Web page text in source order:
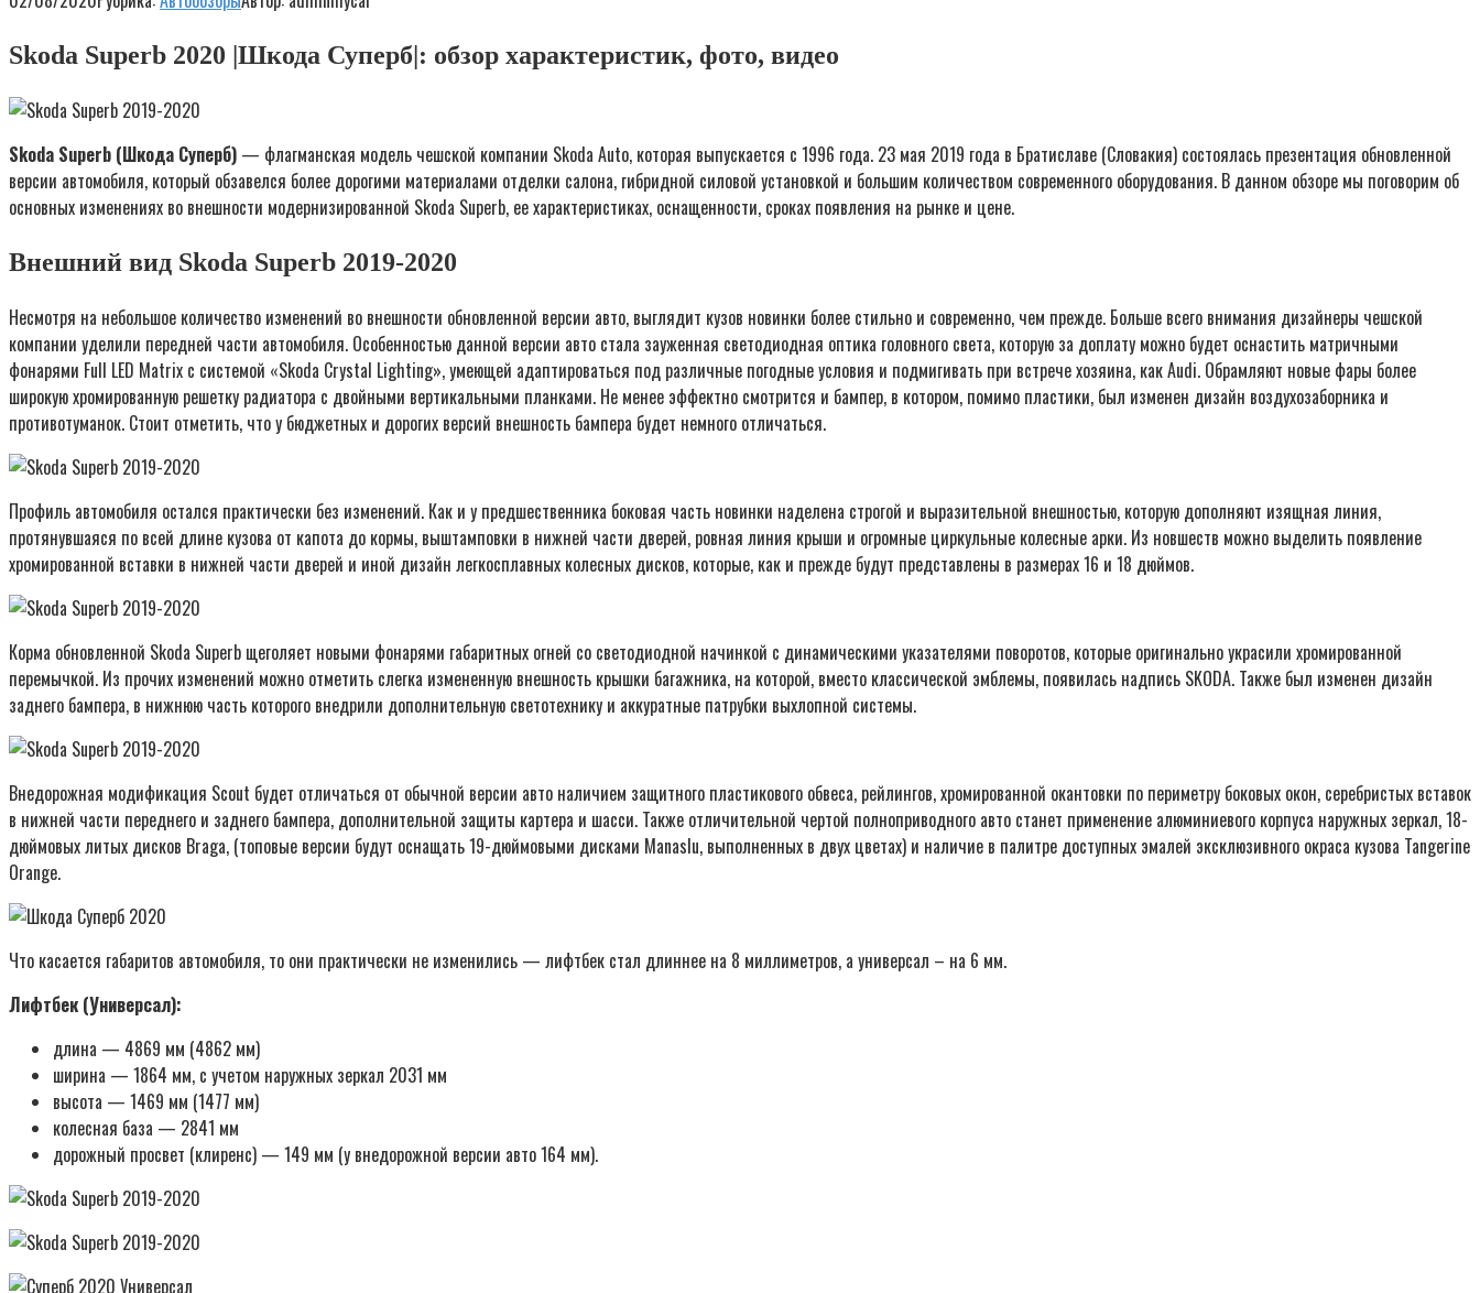
Skoda Superb 2020 |Шкода Суперб|: обзор характеристик, фото, видео
Skoda Superb (Шкода Суперб) — флагманская модель чешской компании Skoda Auto, которая выпускается с 1996 года. 23 мая 2019 года в Братиславе (Словакия) состоялась презентация обновленной
версии автомобиля, который обзавелся более дорогими материалами отделки салона, гибридной силовой установкой и большим количеством современного оборудования. В данном обзоре мы поговорим об
основных изменениях во внешности модернизированной Skoda Superb, ее характеристиках, оснащенности, сроках появления на рынке и цене.
Внешний вид Skoda Superb 2019-2020
Несмотря на небольшое количество изменений во внешности обновленной версии авто, выглядит кузов новинки более стильно и современно, чем прежде. Больше всего внимания дизайнеры чешской
компании уделили передней части автомобиля. Особенностью данной версии авто стала зауженная светодиодная оптика головного света, которую за доплату можно будет оснастить матричными
фонарями Full LED Matrix с системой «Skoda Crystal Lighting», умеющей адаптироваться под различные погодные условия и подмигивать при встрече хозяина, как Audi. Обрамляют новые фары более
широкую хромированную решетку радиатора с двойными вертикальными планками. Не менее эффектно смотрится и бампер, в котором, помимо пластики, был изменен дизайн воздухозаборника и
противотуманок. Стоит отметить, что у бюджетных и дорогих версий внешность бампера будет немного отличаться.
Профиль автомобиля остался практически без изменений. Как и у предшественника боковая часть новинки наделена строгой и выразительной внешностью, которую дополняют изящная линия,
протянувшаяся по всей длине кузова от капота до кормы, выштамповки в нижней части дверей, ровная линия крыши и огромные циркульные колесные арки. Из новшеств можно выделить появление
хромированной вставки в нижней части дверей и иной дизайн легкосплавных колесных дисков, которые, как и прежде будут представлены в размерах 16 и 18 дюймов.
Корма обновленной Skoda Superb щеголяет новыми фонарями габаритных огней со светодиодной начинкой с динамическими указателями поворотов, которые оригинально украсили хромированной
перемычкой. Из прочих изменений можно отметить слегка измененную внешность крышки багажника, на которой, вместо классической эмблемы, появилась надпись SKODA. Также был изменен дизайн
заднего бампера, в нижнюю часть которого внедрили дополнительную светотехнику и аккуратные патрубки выхлопной системы.
Внедорожная модификация Scout будет отличаться от обычной версии авто наличием защитного пластикового обвеса, рейлингов, хромированной окантовки по периметру боковых окон, серебристых вставок
в нижней части переднего и заднего бампера, дополнительной защиты картера и шасси. Также отличительной чертой полноприводного авто станет применение алюминиевого корпуса наружных зеркал, 18-
дюймовых литых дисков Braga, (топовые версии будут оснащать 19-дюймовыми дисками Manaslu, выполненных в двух цветах) и наличие в палитре доступных эмалей эксклюзивного окраса кузова Tangerine
Orange.
Что касается габаритов автомобиля, то они практически не изменились — лифтбек стал длиннее на 8 миллиметров, а универсал – на 6 мм.
Лифтбек (Универсал):
длина — 4869 мм (4862 мм)
ширина — 1864 мм, с учетом наружных зеркал 2031 мм
высота — 1469 мм (1477 мм)
колесная база — 2841 мм
дорожный просвет (клиренс) — 149 мм (у внедорожной версии авто 164 мм).